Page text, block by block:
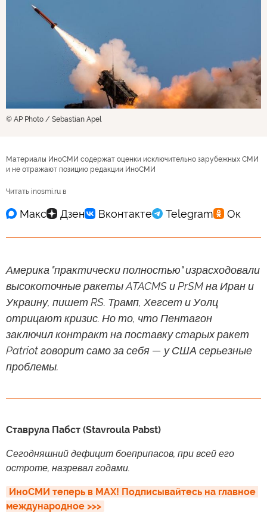
© AP Photo / Sebastian Apel
Материалы ИноСМИ содержат оценки исключительно зарубежных СМИ
и не отражают позицию редакции ИноСМИ
Читать inosmi.ru в
Америка "практически полностью" израсходовали
высокоточные ракеты ATACMS и PrSM на Иран и
Украину, пишет RS. Трамп, Хегсет и Уолц
отрицают кризис. Но то, что Пентагон
заключил контракт на поставку старых ракет
Patriot говорит само за себя — у США серьезные
проблемы.
Ставрула Пабст (Stavroula Pabst)
Сегодняшний дефицит боеприпасов, при всей его
остроте, назревал годами.
ИноСМИ теперь в MAX! Подписывайтесь на главное
международное >>>